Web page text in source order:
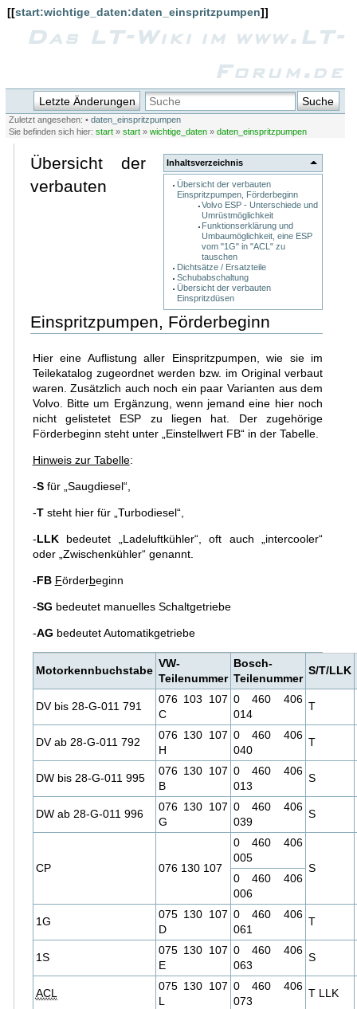
[[start:wichtige_daten:daten_einspritzpumpen]]
Das LT-Wiki im www.LT-
Forum.de
Letzte Änderungen Suche
Zuletzt angesehen: • daten_einspritzpumpen
Sie befinden sich hier:start »start »wichtige_daten »daten_einspritzpumpen
Inhaltsverzeichnis
Übersicht der verbauten
Einspritzpumpen, Förderbeginn
Volvo ESP - Unterschiede und
Umrüstmöglichkeit
Funktionserklärung und
Umbaumöglichkeit, eine ESP
vom "1G" in "ACL" zu
tauschen
Dichtsätze / Ersatzteile
Schubabschaltung
Übersicht der verbauten
Einspritzdüsen
Übersicht der
verbauten
Einspritzpumpen, Förderbeginn
Hier eine Auflistung aller Einspritzpumpen, wie sie im
Teilekatalog zugeordnet werden bzw. im Original verbaut
waren. Zusätzlich auch noch ein paar Varianten aus dem
Volvo. Bitte um Ergänzung, wenn jemand eine hier noch
nicht gelistetet ESP zu liegen hat. Der zugehörige
Förderbeginn steht unter „Einstellwert FB“ in der Tabelle.
Hinweis zur Tabelle:
-Sfür „Saugdiesel“,
-Tsteht hier für „Turbodiesel“,
-LLKbedeutet „Ladeluftkühler“, oft auch „intercooler“
oder „Zwischenkühler“ genannt.
-FB Förderbeginn
-SG bedeutet manuelles Schaltgetriebe
-AG bedeutet Automatikgetriebe
Motorkennbuchstabe
VW-
Teilenummer
Bosch-
Teilenummer
S/T/LLK
DV bis 28-G-011 791
076 103 107
C
0 460 406
014
T
DV ab 28-G-011 792
076 130 107
H
0 460 406
040
T
DW bis 28-G-011 995
076 130 107
B
0 460 406
013
S
DW ab 28-G-011 996
076 130 107
G
0 460 406
039
S
CP 076 130 107
0 460 406
005
S
0 460 406
006
1G
075 130 107
D
0 460 406
061
T
1S
075 130 107
E
0 460 406
063
S
ACL
075 130 107
L
0 460 406
073
T LLK